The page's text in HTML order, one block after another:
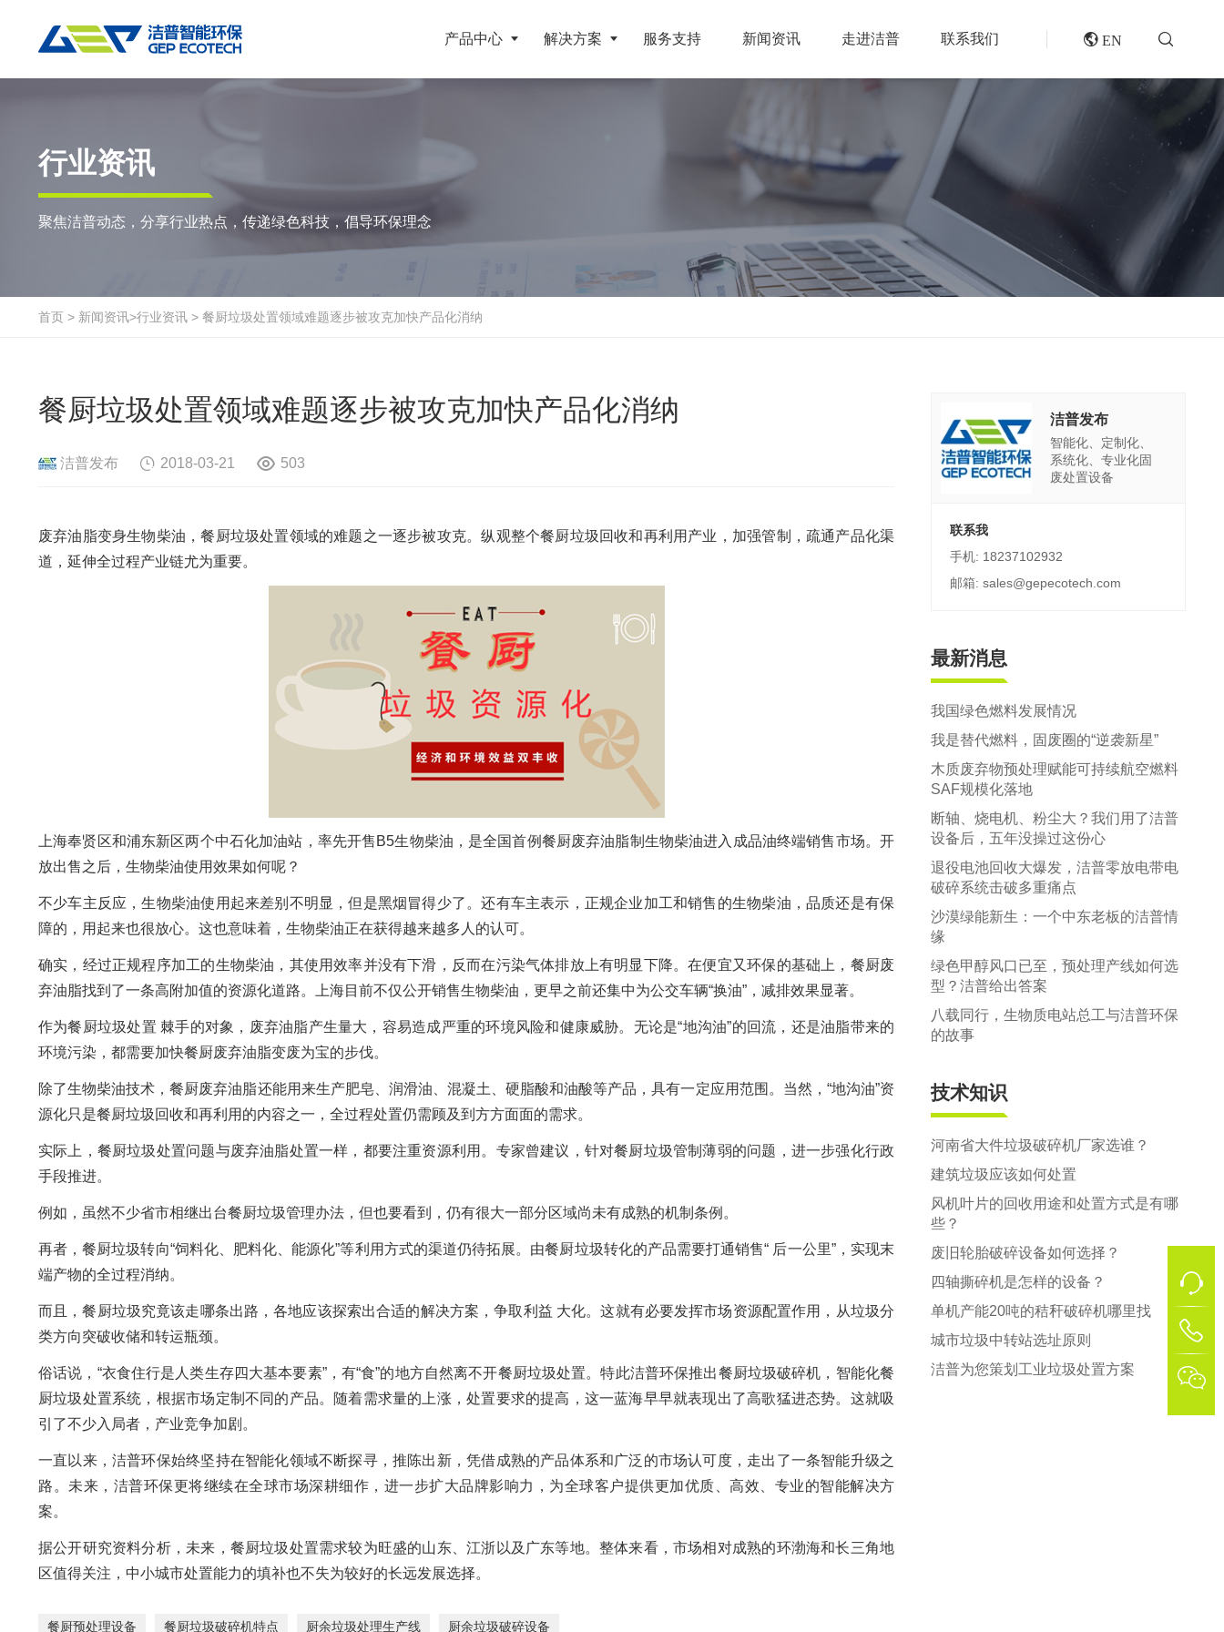
产品中心
双轴撕碎机
单轴撕碎机
液压粗碎机
环锤式粉碎机
鼓式粉碎机
通用型粉碎机
破碎设备
立轴冲击式破碎机
挤压成型设备
生物质颗粒机
液压打包机
封闭式破碎系统
废轮胎热解系统
橡胶破胶机组
分选分离设备
滚筒筛
磁选机
涡电流分选机
解决方案
RDF/SRF燃料制备系统
大件垃圾资源化系统
生物质资源化系统
危险废物资源化系统
陈腐垃圾 废电池
风电叶片 废旧电缆
废桶 硬盘
废旧电路板 旧沙发床垫
江苏地区年产10万吨废纺替代燃料生产线
北京某再生资源分拣中心项目
江西大件垃圾资源化处置项目
浙江工业固废RDF燃料生产线
广东移动式建筑垃圾处理项目
专题报道
风电叶片回收处理方案及核心设备
垃圾衍生燃料RDF/SRF生产线系统
再生资源绿色分拣中心的建设规划和设备选择
水泥窑协同处置固废预处理系统
郑州市中原区生活垃圾分拣中心项目
建筑,装修,大件垃圾三位一体联合处置
服务支持 新闻资讯 走进洁普 联系我们  EN
行业资讯
聚焦洁普动态，分享行业热点，传递绿色科技，倡导环保理念
首页 > 新闻资讯>行业资讯 > 餐厨垃圾处置领域难题逐步被攻克加快产品化消纳
餐厨垃圾处置领域难题逐步被攻克加快产品化消纳
洁普发布 2018-03-21 503
废弃油脂变身生物柴油，餐厨垃圾处置领域的难题之一逐步被攻克。纵观整个餐厨垃圾回收和再利用产业，加强管制，疏通产品化渠
道，延伸全过程产业链尤为重要。
上海奉贤区和浦东新区两个中石化加油站，率先开售B5生物柴油，是全国首例餐厨废弃油脂制生物柴油进入成品油终端销售市场。开
放出售之后，生物柴油使用效果如何呢？
不少车主反应，生物柴油使用起来差别不明显，但是黑烟冒得少了。还有车主表示，正规企业加工和销售的生物柴油，品质还是有保
障的，用起来也很放心。这也意味着，生物柴油正在获得越来越多人的认可。
确实，经过正规程序加工的生物柴油，其使用效率并没有下滑，反而在污染气体排放上有明显下降。在便宜又环保的基础上，餐厨废
弃油脂找到了一条高附加值的资源化道路。上海目前不仅公开销售生物柴油，更早之前还集中为公交车辆“换油”，减排效果显著。
作为餐厨垃圾处置 棘手的对象，废弃油脂产生量大，容易造成严重的环境风险和健康威胁。无论是“地沟油”的回流，还是油脂带来的
环境污染，都需要加快餐厨废弃油脂变废为宝的步伐。
除了生物柴油技术，餐厨废弃油脂还能用来生产肥皂、润滑油、混凝土、硬脂酸和油酸等产品，具有一定应用范围。当然，“地沟油”资
源化只是餐厨垃圾回收和再利用的内容之一，全过程处置仍需顾及到方方面面的需求。
实际上，餐厨垃圾处置问题与废弃油脂处置一样，都要注重资源利用。专家曾建议，针对餐厨垃圾管制薄弱的问题，进一步强化行政
手段推进。
例如，虽然不少省市相继出台餐厨垃圾管理办法，但也要看到，仍有很大一部分区域尚未有成熟的机制条例。
再者，餐厨垃圾转向“饲料化、肥料化、能源化”等利用方式的渠道仍待拓展。由餐厨垃圾转化的产品需要打通销售“ 后一公里”，实现末
端产物的全过程消纳。
而且，餐厨垃圾究竟该走哪条出路，各地应该探索出合适的解决方案，争取利益 大化。这就有必要发挥市场资源配置作用，从垃圾分
类方向突破收储和转运瓶颈。
俗话说，“衣食住行是人类生存四大基本要素”，有“食”的地方自然离不开餐厨垃圾处置。特此洁普环保推出餐厨垃圾破碎机，智能化餐
厨垃圾处置系统，根据市场定制不同的产品。随着需求量的上涨，处置要求的提高，这一蓝海早早就表现出了高歌猛进态势。这就吸
引了不少入局者，产业竞争加剧。
一直以来，洁普环保始终坚持在智能化领域不断探寻，推陈出新，凭借成熟的产品体系和广泛的市场认可度，走出了一条智能升级之
路。未来，洁普环保更将继续在全球市场深耕细作，进一步扩大品牌影响力，为全球客户提供更加优质、高效、专业的智能解决方
案。
据公开研究资料分析，未来，餐厨垃圾处置需求较为旺盛的山东、江浙以及广东等地。整体来看，市场相对成熟的环渤海和长三角地
区值得关注，中小城市处置能力的填补也不失为较好的长远发展选择。
餐厨预处理设备 餐厨垃圾破碎机特点 厨余垃圾处理生产线 厨余垃圾破碎设备
洁普发布
智能化、定制化、
系统化、专业化固
废处置设备
联系我
手机: 18237102932
邮箱: sales@gepecotech.com
最新消息
我国绿色燃料发展情况
我是替代燃料，固废圈的“逆袭新星”
木质废弃物预处理赋能可持续航空燃料
SAF规模化落地
断轴、烧电机、粉尘大？我们用了洁普
设备后，五年没操过这份心
退役电池回收大爆发，洁普零放电带电
破碎系统击破多重痛点
沙漠绿能新生：一个中东老板的洁普情
缘
绿色甲醇风口已至，预处理产线如何选
型？洁普给出答案
八载同行，生物质电站总工与洁普环保
的故事
技术知识
河南省大件垃圾破碎机厂家选谁？
建筑垃圾应该如何处置
风机叶片的回收用途和处置方式是有哪
些？
废旧轮胎破碎设备如何选择？
四轴撕碎机是怎样的设备？
单机产能20吨的秸秆破碎机哪里找
城市垃圾中转站选址原则
洁普为您策划工业垃圾处置方案
